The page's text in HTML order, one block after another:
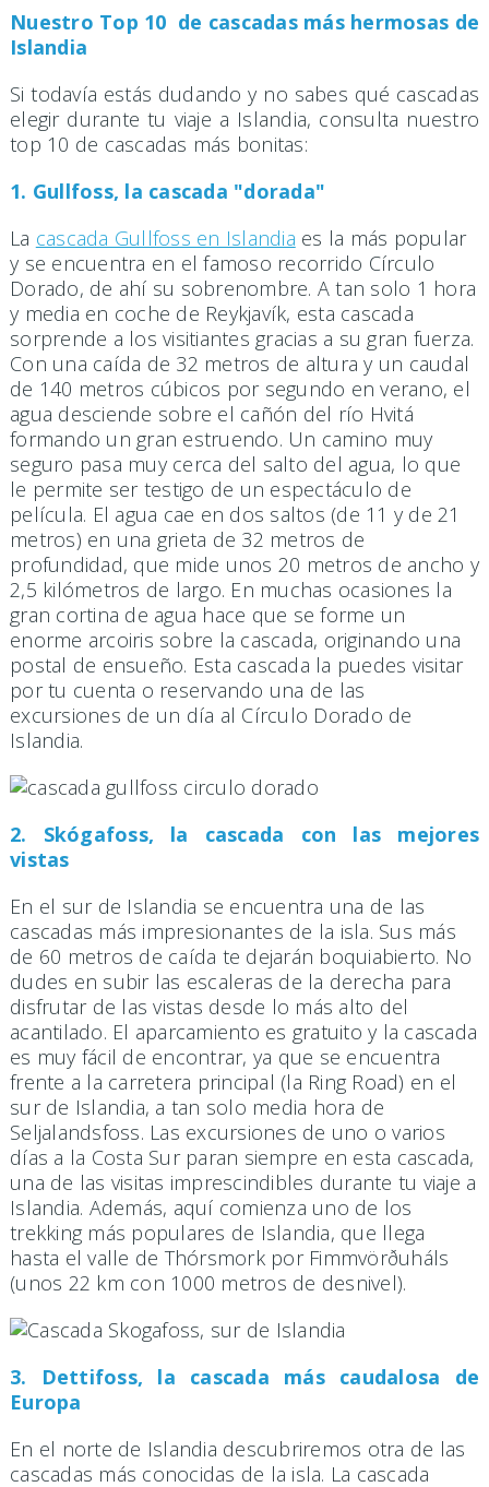
Nuestro Top 10 de cascadas más hermosas de
Islandia
Si todavía estás dudando y no sabes qué cascadas
elegir durante tu viaje a Islandia, consulta nuestro
top 10 de cascadas más bonitas:
1. Gullfoss, la cascada "dorada"
La cascada Gullfoss en Islandia es la más popular
y se encuentra en el famoso recorrido Círculo
Dorado, de ahí su sobrenombre. A tan solo 1 hora
y media en coche de Reykjavík, esta cascada
sorprende a los visitiantes gracias a su gran fuerza.
Con una caída de 32 metros de altura y un caudal
de 140 metros cúbicos por segundo en verano, el
agua desciende sobre el cañón del río Hvitá
formando un gran estruendo. Un camino muy
seguro pasa muy cerca del salto del agua, lo que
le permite ser testigo de un espectáculo de
película. El agua cae en dos saltos (de 11 y de 21
metros) en una grieta de 32 metros de
profundidad, que mide unos 20 metros de ancho y
2,5 kilómetros de largo. En muchas ocasiones la
gran cortina de agua hace que se forme un
enorme arcoiris sobre la cascada, originando una
postal de ensueño. Esta cascada la puedes visitar
por tu cuenta o reservando una de las
excursiones de un día al Círculo Dorado de
Islandia.
2. Skógafoss, la cascada con las mejores
vistas
En el sur de Islandia se encuentra una de las
cascadas más impresionantes de la isla. Sus más
de 60 metros de caída te dejarán boquiabierto. No
dudes en subir las escaleras de la derecha para
disfrutar de las vistas desde lo más alto del
acantilado. El aparcamiento es gratuito y la cascada
es muy fácil de encontrar, ya que se encuentra
frente a la carretera principal (la Ring Road) en el
sur de Islandia, a tan solo media hora de
Seljalandsfoss. Las excursiones de uno o varios
días a la Costa Sur paran siempre en esta cascada,
una de las visitas imprescindibles durante tu viaje a
Islandia. Además, aquí comienza uno de los
trekking más populares de Islandia, que llega
hasta el valle de Thórsmork por Fimmvörðuháls
(unos 22 km con 1000 metros de desnivel).
3. Dettifoss, la cascada más caudalosa de
Europa
En el norte de Islandia descubriremos otra de las
cascadas más conocidas de la isla. La cascada